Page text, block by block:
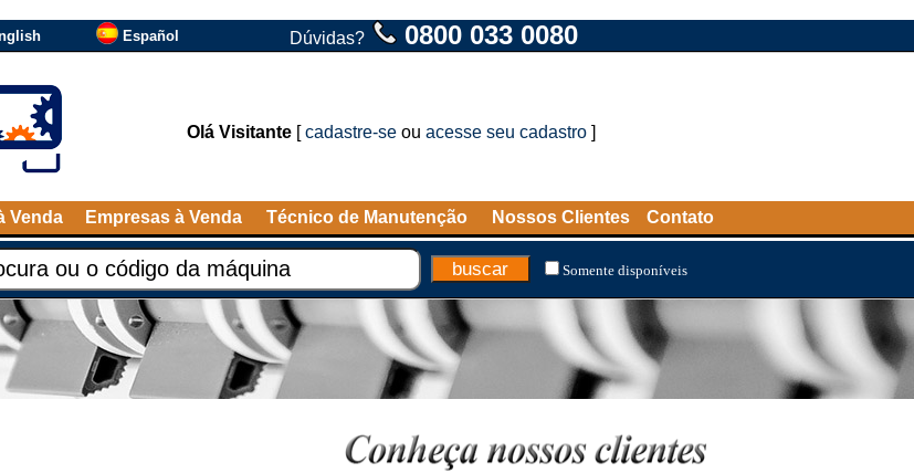
Español Dúvidas? 0800 033 0080
Olá Visitante [cadastre-se ou acesse seu cadastro ]
Venda Empresas à Venda Técnico de Manutenção Nossos Clientes Contato
Somente disponíveis